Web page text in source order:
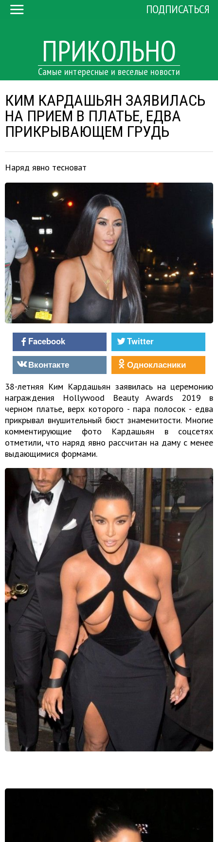
ПРИКОЛЬНО
Самые интересные и веселые новости
ПОДПИСАТЬСЯ
КИМ КАРДАШЬЯН ЗАЯВИЛАСЬ
НА ПРИЕМ В ПЛАТЬЕ, ЕДВА
ПРИКРЫВАЮЩЕМ ГРУДЬ
Наряд явно тесноват
Facebook
Twitter
Вконтакте
Однокласники
38-летняя Ким Кардашьян заявилась на церемонию
награждения Hollywood Beauty Awards 2019 в
черном платье, верх которого - пара полосок - едва
прикрывал внушительный бюст знаменитости. Многие
комментирующие фото Кардашьян в соцсетях
отметили, что наряд явно рассчитан на даму с менее
выдающимися формами.